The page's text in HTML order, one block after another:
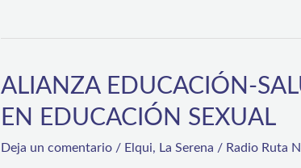
ALIANZA EDUCACIÓN-
EN EDUCACIÓN SEXUAL
Deja un comentario / Elqui, La Serena / Radio Ruta
ALIANZA
EDUCACIÓN-